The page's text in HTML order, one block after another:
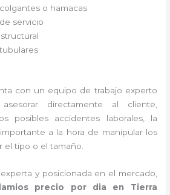
o hamacas
servicio
con un equipo de trabajo experto
directamente al cliente,
posibles accidentes laborales, la
a la hora de manipular los
el tipo o el tamaño.
y posicionada en el mercado,
precio por dia en Tierra